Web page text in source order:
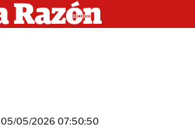
05/05/2026 07:50:50